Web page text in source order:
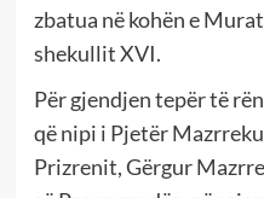
zbatua në kohën e
shekullit XVI.
Për gjendjen tepër të
që nipi i Pjetër
Prizrenit, Gërgur